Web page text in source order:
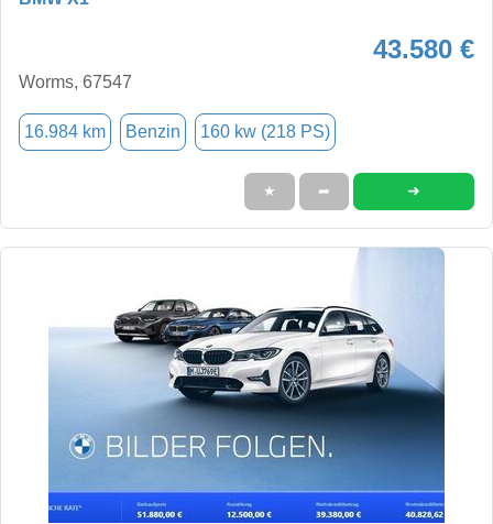
43.580 €
Worms, 67547
16.984 km Benzin 160 kw (218 PS)
★ ➦ ➜